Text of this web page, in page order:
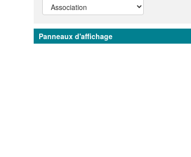
Panneaux d'affichage